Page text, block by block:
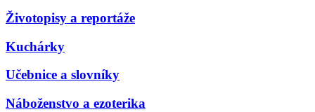
Životopisy a reportáže
Kuchárky
Učebnice a slovníky
Náboženstvo a ezoterika